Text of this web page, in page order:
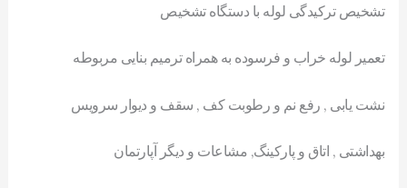
تشخیص ترکیدگی لوله با دستگاه تشخیص
تعمیر لوله خراب و فرسوده به همراه ترمیم بنایی مربوطه
نشت یابی , رفع نم و رطوبت کف , سقف و دیوار سرویس
بهداشتی , اتاق و پارکینگ, مشاعات و دیگر آپارتمان